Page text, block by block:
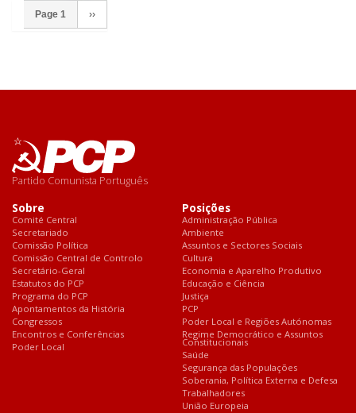
Page 1 ››
Partido Comunista Português
Sobre
Comité Central
Secretariado
Comissão Política
Comissão Central de Controlo
Secretário-Geral
Estatutos do PCP
Programa do PCP
Apontamentos da História
Congressos
Encontros e Conferências
Poder Local
Posições
Administração Pública
Ambiente
Assuntos e Sectores Sociais
Cultura
Economia e Aparelho Produtivo
Educação e Ciência
Justiça
PCP
Poder Local e Regiões Autónomas
Regime Democrático e Assuntos
Constitucionais
Saúde
Segurança das Populações
Soberania, Política Externa e Defesa
Trabalhadores
União Europeia